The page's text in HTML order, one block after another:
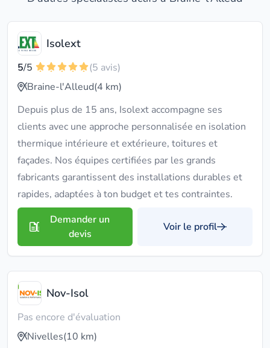
Isolext
5/5
(5 avis)
Braine-l'Alleud(4 km)
Depuis plus de 15 ans, Isolext accompagne ses
clients avec une approche personnalisée en isolation
thermique intérieure et extérieure, toitures et
façades. Nos équipes certifiées par les grands
fabricants garantissent des installations durables et
rapides, adaptées à ton budget et tes contraintes.
Demander un
devis
Voir le profil
Nov-Isol
Pas encore d'évaluation
Nivelles(10 km)